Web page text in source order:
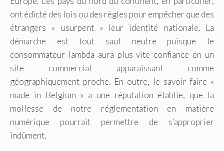
ont édicté des lois ou des règles pour empêcher que des
étrangers « usurpent » leur identité nationale. La
démarche est tout sauf neutre puisque le
consommateur lambda aura plus vite confiance en un
site commercial apparaissant comme
géographiquement proche. En outre, le savoir-faire «
made in Belgium » a une réputation établie, que la
mollesse de notre réglementation en matière
numérique pourrait permettre de s’approprier
indûment.